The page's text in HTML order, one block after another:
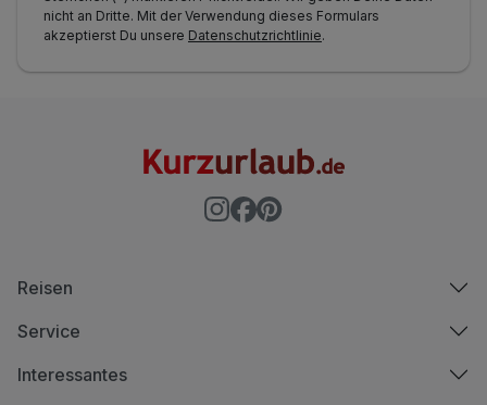
nicht an Dritte. Mit der Verwendung dieses Formulars
akzeptierst Du unsere Datenschutzrichtlinie.
Reisen
Service
Interessantes